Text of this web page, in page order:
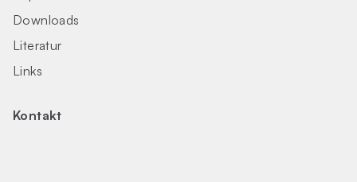
Downloads
Literatur
Links
Kontakt